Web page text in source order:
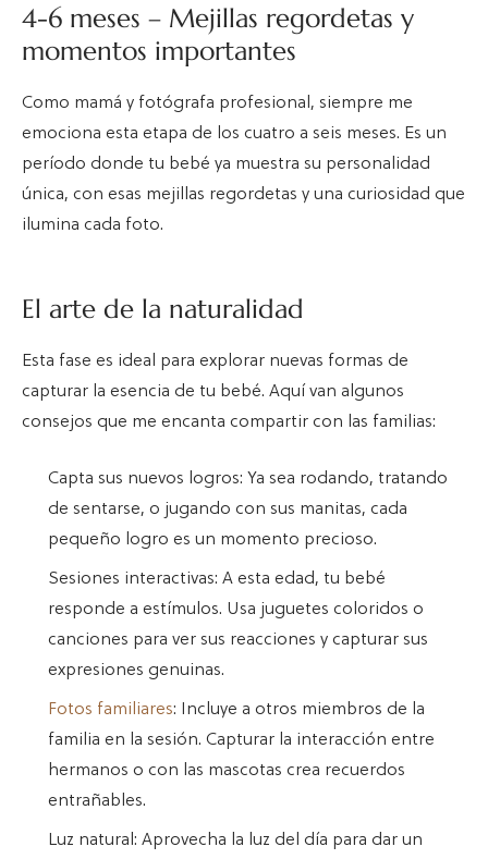
4-6 meses – Mejillas regordetas y
momentos importantes
Como mamá y fotógrafa profesional, siempre me
emociona esta etapa de los cuatro a seis meses. Es un
período donde tu bebé ya muestra su personalidad
única, con esas mejillas regordetas y una curiosidad que
ilumina cada foto.
El arte de la naturalidad
Esta fase es ideal para explorar nuevas formas de
capturar la esencia de tu bebé. Aquí van algunos
consejos que me encanta compartir con las familias:
Capta sus nuevos logros: Ya sea rodando, tratando
de sentarse, o jugando con sus manitas, cada
pequeño logro es un momento precioso.
Sesiones interactivas: A esta edad, tu bebé
responde a estímulos. Usa juguetes coloridos o
canciones para ver sus reacciones y capturar sus
expresiones genuinas.
Fotos familiares: Incluye a otros miembros de la
familia en la sesión. Capturar la interacción entre
hermanos o con las mascotas crea recuerdos
entrañables.
Luz natural: Aprovecha la luz del día para dar un